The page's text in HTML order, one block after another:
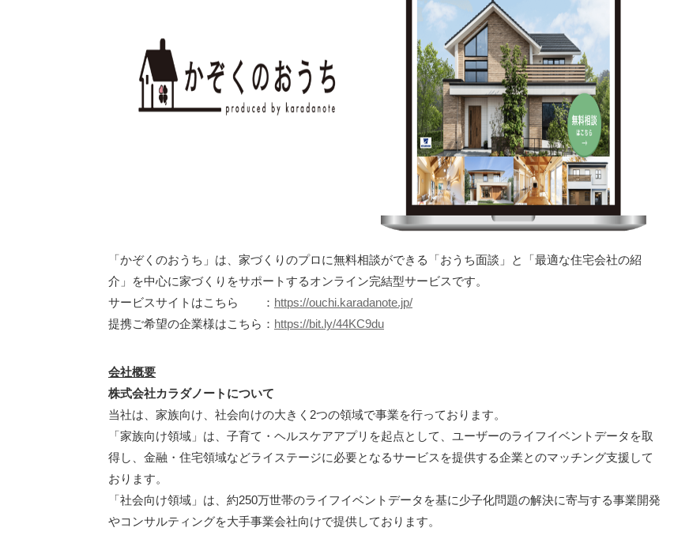
「かぞくのおうち」は、家づくりのプロに無料相談ができる「おうち面談」と「最適な住宅会社の紹
介」を中心に家づくりをサポートするオンライン完結型サービスです。
サービスサイトはこちら ： https://ouchi.karadanote.jp/
提携ご希望の企業様はこちら： https://bit.ly/44KC9du
会社概要
株式会社カラダノートについて
当社は、家族向け、社会向けの大きく2つの領域で事業を行っております。
「家族向け領域」は、子育て・ヘルスケアアプリを起点として、ユーザーのライフイベントデータを取
得し、金融・住宅領域などライステージに必要となるサービスを提供する企業とのマッチング支援して
おります。
「社会向け領域」は、約250万世帯のライフイベントデータを基に少子化問題の解決に寄与する事業開発
やコンサルティングを大手事業会社向けで提供しております。